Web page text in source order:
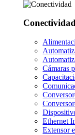
Cámaras
Ethernet
Extensor